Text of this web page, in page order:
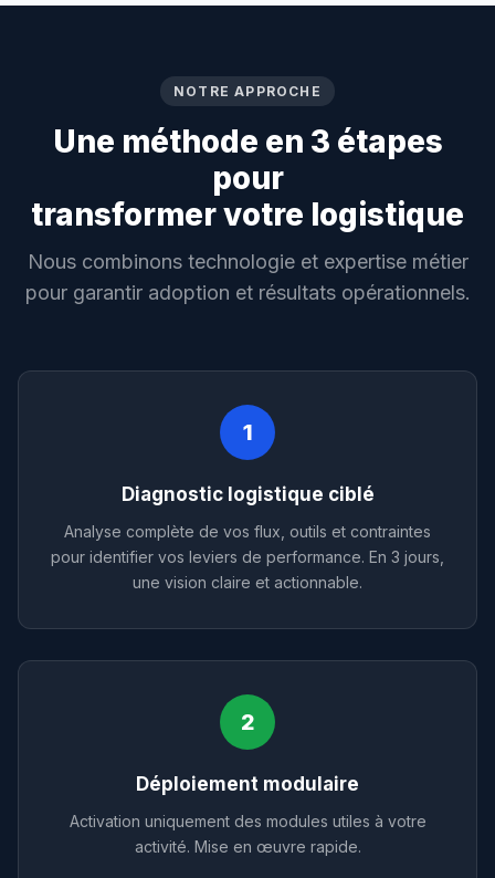
NOTRE APPROCHE
Une méthode en 3 étapes
pour
transformer votre logistique
Nous combinons technologie et expertise métier
pour garantir adoption et résultats opérationnels.
1
Diagnostic logistique ciblé
Analyse complète de vos flux, outils et contraintes
pour identifier vos leviers de performance. En 3 jours,
une vision claire et actionnable.
2
Déploiement modulaire
Activation uniquement des modules utiles à votre
activité. Mise en œuvre rapide.